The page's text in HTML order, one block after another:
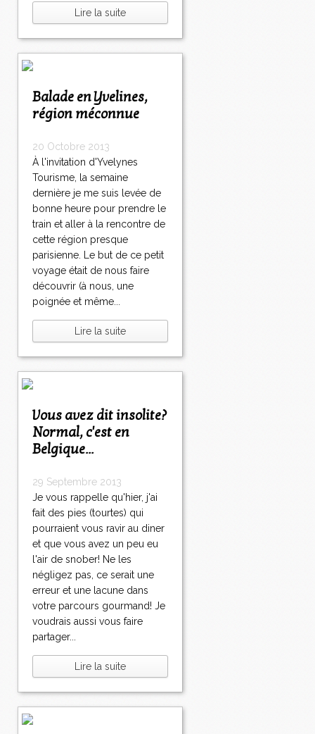
Lire la suite
Balade en Yvelines,
région méconnue
20 Octobre 2013
À l'invitation d'Yvelynes
Tourisme, la semaine
dernière je me suis levée de
bonne heure pour prendre le
train et aller à la rencontre de
cette région presque
parisienne. Le but de ce petit
voyage était de nous faire
découvrir (à nous, une
poignée et même...
Lire la suite
Vous avez dit insolite?
Normal, c'est en
Belgique...
29 Septembre 2013
Je vous rappelle qu'hier, j'ai
fait des pies (tourtes) qui
pourraient vous ravir au diner
et que vous avez un peu eu
l'air de snober! Ne les
négligez pas, ce serait une
erreur et une lacune dans
votre parcours gourmand! Je
voudrais aussi vous faire
partager...
Lire la suite